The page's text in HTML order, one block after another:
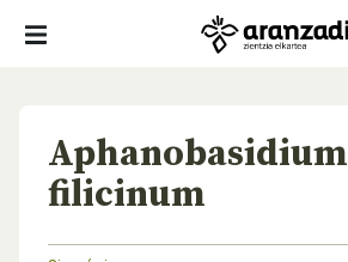
Aphanobasidium
filicinum